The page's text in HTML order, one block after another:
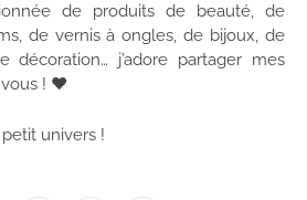
de produits de beauté, de
de vernis à ongles, de bijoux, de
décoration… j’adore partager mes
! ♥
univers !